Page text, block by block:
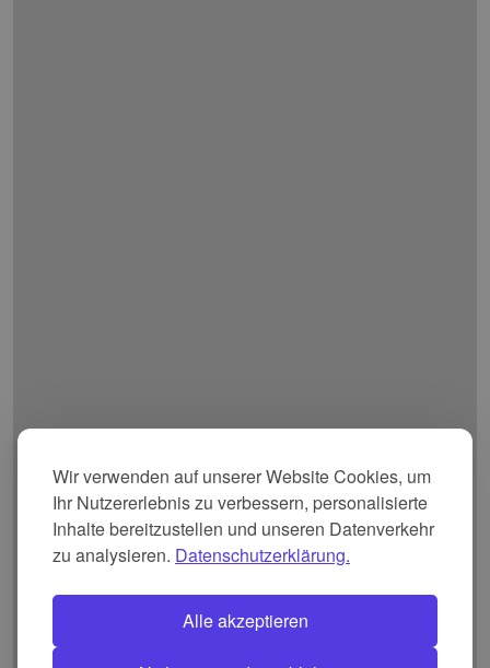
Wir verwenden auf unserer Website Cookies, um
Ihr Nutzererlebnis zu verbessern, personalisierte
Inhalte bereitzustellen und unseren Datenverkehr
zu analysieren. Datenschutzerklärung.
Alle akzeptieren